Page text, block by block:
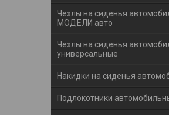
Чехлы на сиденья
МОДЕЛИ авто
Чехлы на сиденья
универсальные
Накидки на сиденья
Подлокотники